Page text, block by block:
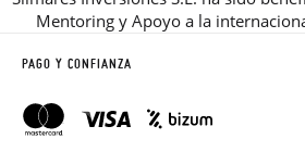
Mentoring y Apoyo a la
PAGO Y CONFIANZA